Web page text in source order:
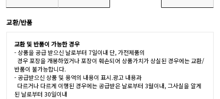
교환/반품
교환 및 반품이 가능한 경우
- 상품을 공급 받으신 날로부터 7일이내 단, 가전제품의
경우 포장을 개봉하였거나 포장이 훼손되어 상품가치가 상실된 경우에는 교환/
반품이 불가능합니다.
- 공급받으신 상품 및 용역의 내용이 표시.광고 내용과
다르거나 다르게 이행된 경우에는 공급받은 날로부터 3월이내, 그사실을 알게
된 날로부터 30일이내